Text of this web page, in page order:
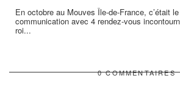
En octobre au Mouves Île-de-France, c’était
communication avec 4 rendez-vous
roi...
0 COMMENTAIRES